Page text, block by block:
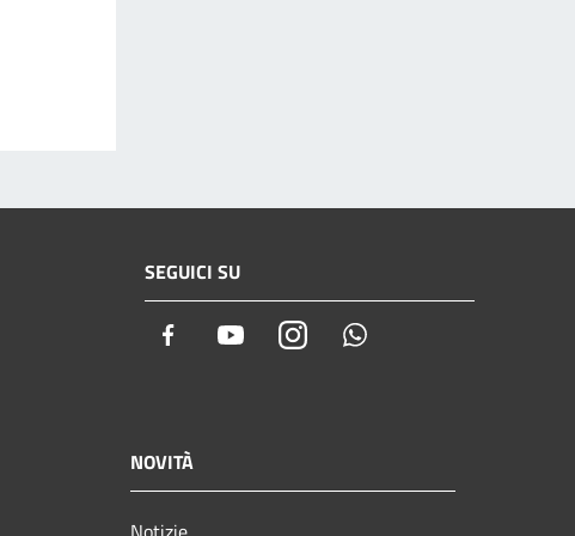
SEGUICI SU
Facebook YoutubeInstagram
NOVITÀ